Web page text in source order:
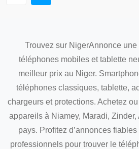
Trouvez sur NigerAnnonce
téléphones mobiles et tablette
meilleur prix au Niger.
téléphones classiques, tablette,
chargeurs et protections. Achetez
appareils à Niamey, Maradi,
pays. Profitez d’annonces
professionnels pour trouver le